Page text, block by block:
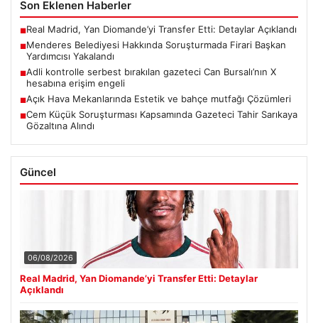
Son Eklenen Haberler
■Real Madrid, Yan Diomande’yi Transfer Etti: Detaylar Açıklandı
■Menderes Belediyesi Hakkında Soruşturmada Firari Başkan
Yardımcısı Yakalandı
■Adli kontrolle serbest bırakılan gazeteci Can Bursalı’nın X
hesabına erişim engeli
■Açık Hava Mekanlarında Estetik ve bahçe mutfağı Çözümleri
■Cem Küçük Soruşturması Kapsamında Gazeteci Tahir Sarıkaya
Gözaltına Alındı
Güncel
06/08/2026
Real Madrid, Yan Diomande’yi Transfer Etti: Detaylar
Açıklandı